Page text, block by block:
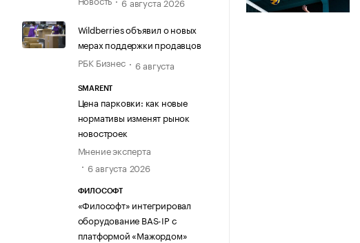
Wildberries объявил о новых
мерах поддержки продавцов
РБК Бизнес
6 августа
SMARENT
Цена парковки: как новые
нормативы изменят рынок
новостроек
Мнение эксперта
6 августа 2026
ФИЛОСОФТ
«Философт» интегрировал
оборудование BAS-IP с
платформой «Мажордом»